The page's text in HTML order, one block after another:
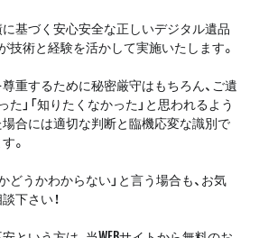
基づく安心安全な正しいデジタル遺品
技術と経験を活かして実施いたします。
重するために秘密厳守はもちろん、ご遺
た」「知りたくなかった」と思われるよう
合には適切な判断と臨機応変な識別で
。
どうかわからない」と言う場合も、お気
下さい！